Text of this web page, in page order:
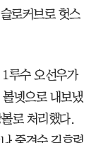
로커브로 헛스
루수 오선우가
넷으로 내보냈
로 처리했다.